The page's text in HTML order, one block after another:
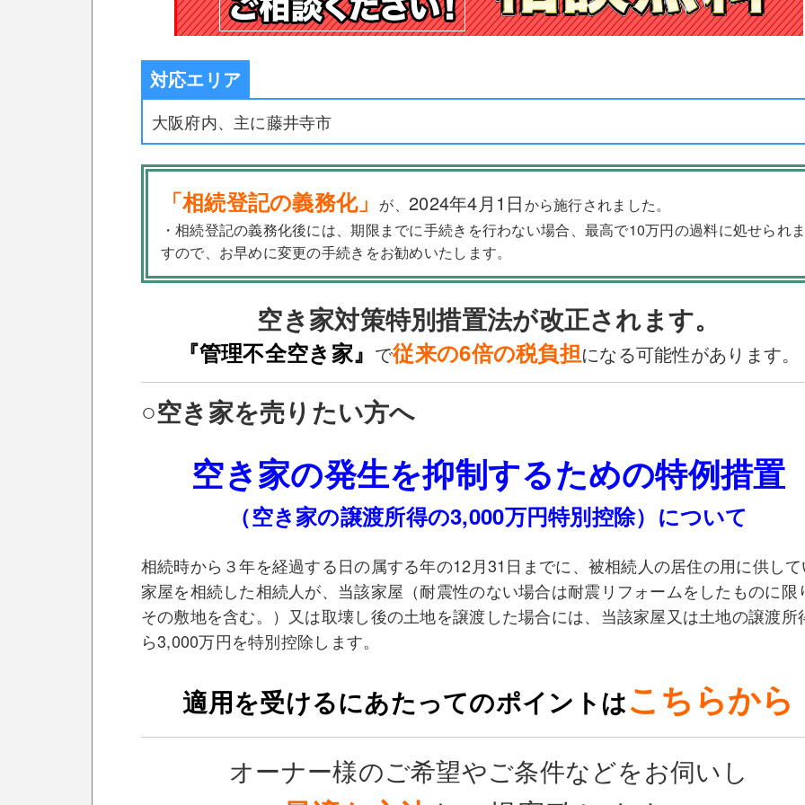
対応エリア
大阪府内、主に藤井寺市
「相続登記の義務化」 が、2024年4月1日から施行されました。
・相続登記の義務化後には、期限までに手続きを行わない場合、最高で10万円の過料に処せられ
すので、お早めに変更の手続きをお勧めいたします。
空き家対策特別措置法が改正されます。
『管理不全空き家』 で従来の6倍の税負担になる可能性があります。
○空き家を売りたい方へ
空き家の発生を抑制するための特例措置
（空き家の譲渡所得の3,000万円特別控除）について
相続時から３年を経過する日の属する年の12月31日までに、被相続人の居住の用に供し
家屋を相続した相続人が、当該家屋（耐震性のない場合は耐震リフォームをしたものに限
その敷地を含む。）又は取壊し後の土地を譲渡した場合には、当該家屋又は土地の譲渡所
ら3,000万円を特別控除します。
適用を受けるにあたってのポイントはこちらから
オーナー様のご希望やご条件などをお伺いし